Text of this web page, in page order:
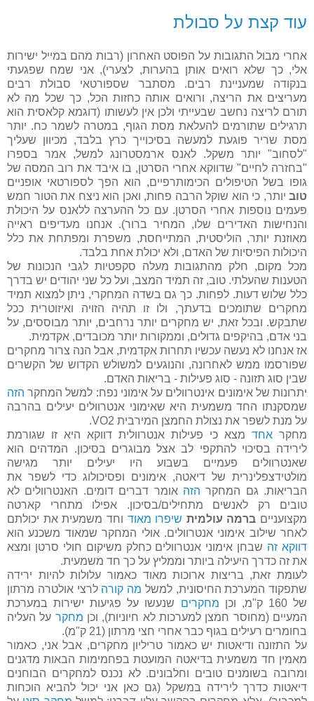
עוד קצת על סבולת
אחרי מבול התגובות על הפוסט האחרון (רבות מהם במייל ישירות
אלי, כך שלא רואים אותן בהערות, לצערי), אני שמח שפגעתי
בנקודה שמעניינת רבים. מסתבר שספורטאי סבולת רבים
מעריצים את הריצה, ורואים אותה כחזות הכל, כך שכל מה לא
תורם לריצה נחשב שבעייתי ולכן אין לעשותו (דוגמא קלאסית הוא
תרגילים שתורמים להעלאת מסת הגוף, במטרה לשמר כח. יותר
מסת שריר פוגעת למעשה בסיכוייך כרץ בלבד, מכיוון שעליך
"לסחוב" יותר משקל. לאנס ארמסטרונג למשל, אמר בספרו
"בחזרה לחיים" שדווקא אחרי הסרטן, בו איבד את רוב המסה של
גופו בשל הטיפולים הכימותרפיים, הוא הפך לספורטאי אופניים
טוב יותר, כי הוא שוקל הרבה פחות, ואכן הוא ניצח את הטור חמש
פעמים נוספות אחרי הסרטן. עם כל ההערצה ללאנס על היכולת
והנחישות האדירים שלו, המחיר ברור). אנחנו מעדיפים ראייה
מאוזנת יותר, הוליסטית, המתייחסת, משפרת ומפתחת את כלל
היכולות הפיסיות של האדם, ולא יכולת אחת בלבד.
מכל מקום, חלק מהתגובות מעלה סקפטיות לגבי הנכונות של
הטענות שהעלתי. טוב, זה תמיד המצב, ועל כל שני יהודים יש בדרך
כלל שלוש דעות. לפחות. כך גם בשדה המחקרי, ניתן למצוא תמיד
מחקרים שתומכים בדעתך, ולו זו תהיה הזויה ואיזוטרית ככל
שתבקש. ובכל זאת, יש מחקרים יותר נרחבים, יותר מבוססים, על
בני אדם, בהיקפים גדולים, וממקורות יותר מכובדים, אקדמית.
אז אנחנו לא נעשה עכשיו תחרות אקדמית, אבל הנה צרור מחקרים
שפורסמו ממש לאחרונה, והנוגעים למשולש הקדוש של הקשרים
שבין סוג תזונה - סוג פעילות - בריאות האדם.
יתרונות של אימונים אינטרוולים על אימוני נפח: למשל המחקר הזה
שמסקנתו החד משמעית היא שאימוני אנטרוולים יעילים בהרבה
על מנת לשפר את נצולת החמצן המירבית VO2.
מחקר אחד מצא כי פעילות אנטרוולית דווקא היא זו שגורמת
לירידה בסיכוי להתקפי לב אצל מבוגרים בסיכון. המדהים הוא
שאנטרוולים פעמיים בשבוע היו יעילים יותר מגישה
מולטידצפלינרית של דיאטה, אימונים ופסיכולוג כדי לשפר את
הבריאות. גם המחקר הזהאומר דברים דומים. האנטרוולים לא
טובים רק לאנשים מתחילים/בסיכון. אפילו מתחרי קארטה
מקצועניים ברמה עולמית שיפרו מאוד וחד משמעית את יכולתם
לאחר שילוב אימוני אנטרוולים. אולי המחקר שמאוד משכנע הוא
דווקא זה שבחן אימוני אנטרוולים כחלק משיקום חולי סרטן ומצא
את זה כדרך היעילה ביותר וממליץ על כך חד משמעית.
לעומת זאת, בריצות ארוכות מאוד כאמור עלולות להיות ירידה
שתפקוד המערכת החיסונית, למשל מה קורה לרצי אולטרה מרתון
של 160 ק"מ, וכן
מחקרים שנעשו על פגיעות ישירות במערכת
המעיים (מחוסר חמצן למערכות לא חיוניות), וכן מחקר על העליה
בחומרים רעילים בגוף כבר אחרי חצי מרתון (21 ק"מ).
על התזונה ודיאטות יש כאמור טריליון מחקרים, אבל אני, כאמור
מאמין חד משמעית בדיאטה המועטת בפחמימות הבאות מדגנים
ומרובה בשומנים טובים וחלבונים. לא נכנס למחקרים הבוחנים
דיאטות כדרך לירידה במשקל (גם כאן אני יכול להביא הוכחות